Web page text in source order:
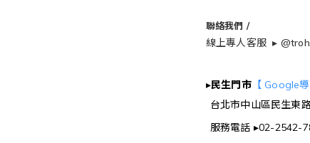
聯絡我們 /
線上專人客服 ▸
▸民生門市【 Google導
台北市中山區民生東
服務電話 ▸02-2542-